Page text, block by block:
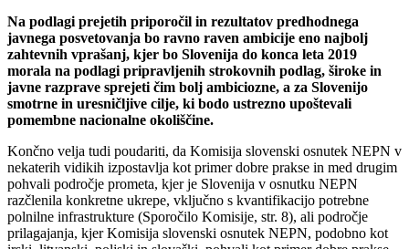
Na podlagi prejetih priporočil in rezultatov predhodnega
javnega posvetovanja bo ravno raven ambicije eno najbolj
zahtevnih vprašanj, kjer bo Slovenija do konca leta 2019
morala na podlagi pripravljenih strokovnih podlag, široke in
javne razprave sprejeti čim bolj ambiciozne, a za Slovenijo
smotrne in uresničljive cilje, ki bodo ustrezno upoštevali
pomembne nacionalne okoliščine.
Končno velja tudi poudariti, da Komisija slovenski osnutek NEPN v
nekaterih vidikih izpostavlja kot primer dobre prakse in med drugim
pohvali področje prometa, kjer je Slovenija v osnutku NEPN
razčlenila konkretne ukrepe, vključno s kvantifikacijo potrebne
polnilne infrastrukture (Sporočilo Komisije, str. 8), ali področje
prilagajanja, kjer Komisija slovenski osnutek NEPN, podobno kot